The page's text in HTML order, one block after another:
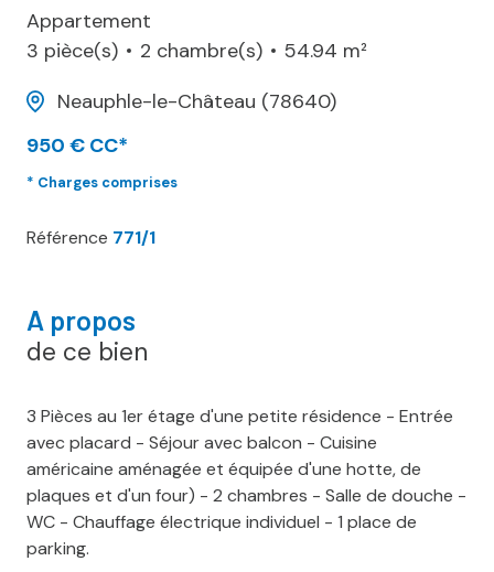
Appartement
3 pièce(s)
2 chambre(s)
54.94 m²
Neauphle-le-Château (78640)
950 € CC*
* Charges comprises
Référence 771/1
A propos
de ce bien
3 Pièces au 1er étage d'une petite résidence - Entrée
avec placard - Séjour avec balcon - Cuisine
américaine aménagée et équipée d'une hotte, de
plaques et d'un four) - 2 chambres - Salle de douche -
WC - Chauffage électrique individuel - 1 place de
parking.